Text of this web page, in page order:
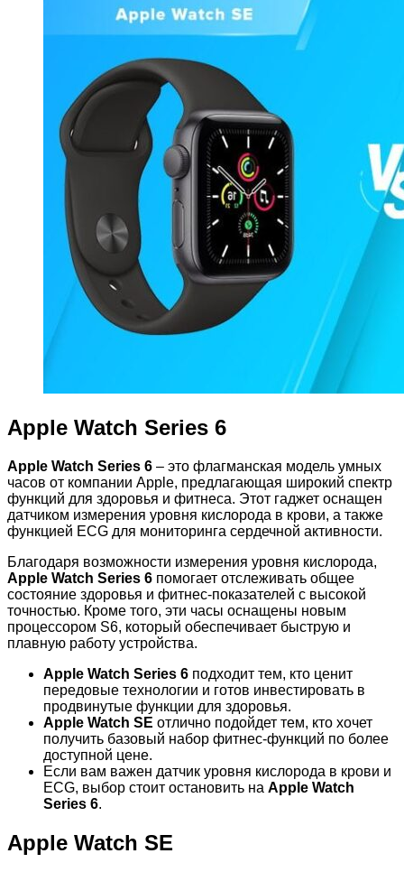
Apple Watch Series 6
Apple Watch Series 6 – это флагманская модель умных
часов от компании Apple, предлагающая широкий спектр
функций для здоровья и фитнеса. Этот гаджет оснащен
датчиком измерения уровня кислорода в крови, а также
функцией ECG для мониторинга сердечной активности.
Благодаря возможности измерения уровня кислорода,
Apple Watch Series 6 помогает отслеживать общее
состояние здоровья и фитнес-показателей с высокой
точностью. Кроме того, эти часы оснащены новым
процессором S6, который обеспечивает быструю и
плавную работу устройства.
Apple Watch Series 6 подходит тем, кто ценит
передовые технологии и готов инвестировать в
продвинутые функции для здоровья.
Apple Watch SE отлично подойдет тем, кто хочет
получить базовый набор фитнес-функций по более
доступной цене.
Если вам важен датчик уровня кислорода в крови и
ECG, выбор стоит остановить на Apple Watch
Series 6.
Apple Watch SE